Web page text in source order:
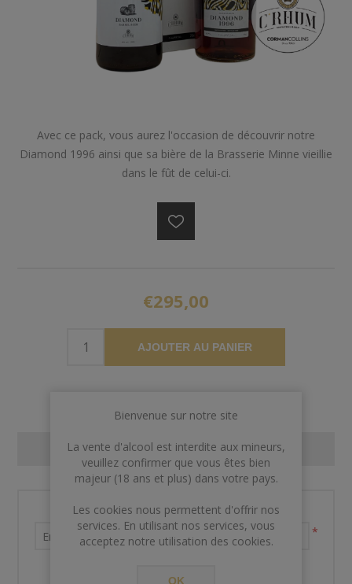
Avec ce pack, vous aurez l'occasion de découvrir notre
Diamond 1996 ainsi que sa bière de la Brasserie Minne vieillie
dans le fût de celui-ci.
€295,00
AJOUTER AU PANIER
CONTACT US
Nom et prénom
*
Votre adresse email
Bienvenue sur notre site
La vente d'alcool est interdite aux mineurs,
veuillez confirmer que vous êtes bien
majeur (18 ans et plus) dans votre pays.
Les cookies nous permettent d'offrir nos
services. En utilisant nos services, vous
acceptez notre utilisation des cookies.
OK